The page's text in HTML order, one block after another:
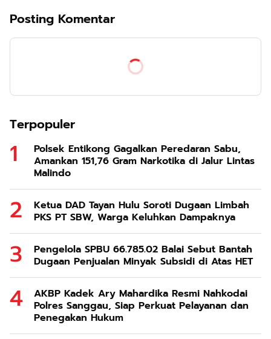
Posting Komentar
Terpopuler
Polsek Entikong Gagalkan Peredaran Sabu,
Amankan 151,76 Gram Narkotika di Jalur Lintas
Malindo
Ketua DAD Tayan Hulu Soroti Dugaan Limbah
PKS PT SBW, Warga Keluhkan Dampaknya
Pengelola SPBU 66.785.02 Balai Sebut Bantah
Dugaan Penjualan Minyak Subsidi di Atas HET
AKBP Kadek Ary Mahardika Resmi Nahkodai
Polres Sanggau, Siap Perkuat Pelayanan dan
Penegakan Hukum